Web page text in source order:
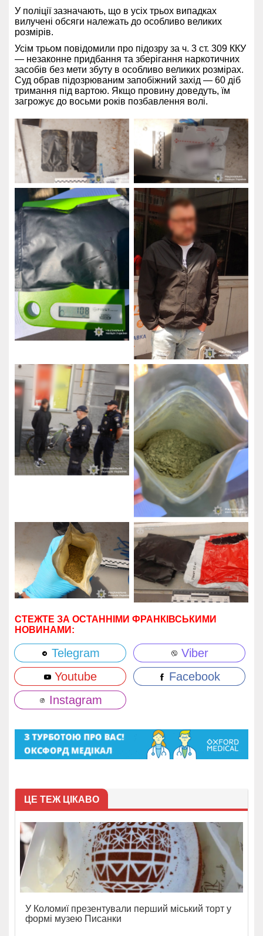
У поліції зазначають, що в усіх трьох випадках
вилучені обсяги належать до особливо великих
розмірів.
Усім трьом повідомили про підозру за ч. 3 ст. 309 ККУ
— незаконне придбання та зберігання наркотичних
засобів без мети збуту в особливо великих розмірах.
Суд обрав підозрюваним запобіжний захід — 60 діб
тримання під вартою. Якщо провину доведуть, їм
загрожує до восьми років позбавлення волі.
СТЕЖТЕ ЗА ОСТАННІМИ ФРАНКІВСЬКИМИ
НОВИНАМИ:
Telegram
Viber
Youtube
Facebook
Instagram
ЦЕ ТЕЖ ЦІКАВО
У Коломиї презентували перший міський торт у
формі музею Писанки